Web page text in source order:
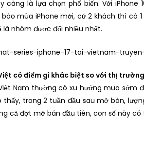
càng là lựa chọn phổ biến. Với
mùa iPhone mới, cứ 2 khách thì có
là nhóm được đổi nhiều nhất.
có điểm gì khác biệt so với thị
Nam thường có xu hướng mua sớm
thấy, trong 2 tuần đầu sau mở bán,
cả đợt mở bán đầu tiên, con số này